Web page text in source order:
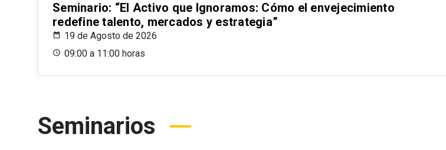
Seminario: “El Activo que Ignoramos: Cómo el envejecimiento
redefine talento, mercados y estrategia”
19 de Agosto de 2026
09:00 a 11:00 horas
Seminarios